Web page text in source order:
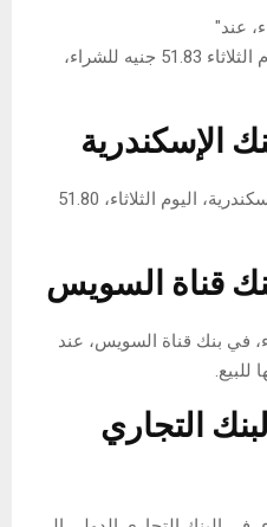
عند"
وسجل اليوم الثلاثاء 51.83 جنيه للشراء،
الإسكندرية
وسجل سعر الدولار، في بنك الإسكندرية، اليوم الثلاثاء، 51.80
قناة السويس
في بنك قناة السويس، عند
التجاري